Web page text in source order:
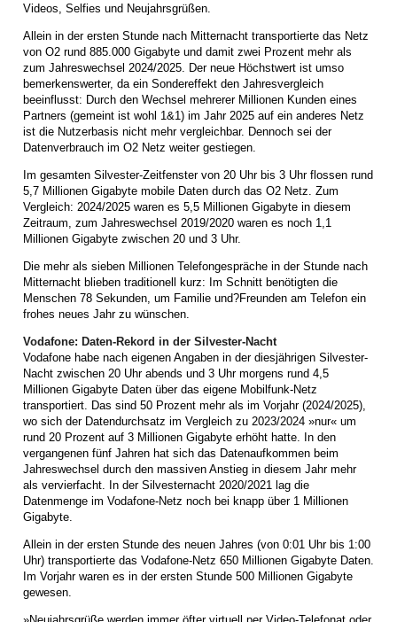
Videos, Selfies und Neujahrsgrüßen.
Allein in der ersten Stunde nach Mitternacht transportierte das Netz
von O2 rund 885.000 Gigabyte und damit zwei Prozent mehr als
zum Jahreswechsel 2024/2025. Der neue Höchstwert ist umso
bemerkenswerter, da ein Sondereffekt den Jahresvergleich
beeinflusst: Durch den Wechsel mehrerer Millionen Kunden eines
Partners (gemeint ist wohl 1&1) im Jahr 2025 auf ein anderes Netz
ist die Nutzerbasis nicht mehr vergleichbar. Dennoch sei der
Datenverbrauch im O2 Netz weiter gestiegen.
Im gesamten Silvester-Zeitfenster von 20 Uhr bis 3 Uhr flossen rund
5,7 Millionen Gigabyte mobile Daten durch das O2 Netz. Zum
Vergleich: 2024/2025 waren es 5,5 Millionen Gigabyte in diesem
Zeitraum, zum Jahreswechsel 2019/2020 waren es noch 1,1
Millionen Gigabyte zwischen 20 und 3 Uhr.
Die mehr als sieben Millionen Telefongespräche in der Stunde nach
Mitternacht blieben traditionell kurz: Im Schnitt benötigten die
Menschen 78 Sekunden, um Familie und?Freunden am Telefon ein
frohes neues Jahr zu wünschen.
Vodafone: Daten-Rekord in der Silvester-Nacht
Vodafone habe nach eigenen Angaben in der diesjährigen Silvester-
Nacht zwischen 20 Uhr abends und 3 Uhr morgens rund 4,5
Millionen Gigabyte Daten über das eigene Mobilfunk-Netz
transportiert. Das sind 50 Prozent mehr als im Vorjahr (2024/2025),
wo sich der Datendurchsatz im Vergleich zu 2023/2024 »nur« um
rund 20 Prozent auf 3 Millionen Gigabyte erhöht hatte. In den
vergangenen fünf Jahren hat sich das Datenaufkommen beim
Jahreswechsel durch den massiven Anstieg in diesem Jahr mehr
als vervierfacht. In der Silvesternacht 2020/2021 lag die
Datenmenge im Vodafone-Netz noch bei knapp über 1 Millionen
Gigabyte.
Allein in der ersten Stunde des neuen Jahres (von 0:01 Uhr bis 1:00
Uhr) transportierte das Vodafone-Netz 650 Millionen Gigabyte Daten.
Im Vorjahr waren es in der ersten Stunde 500 Millionen Gigabyte
gewesen.